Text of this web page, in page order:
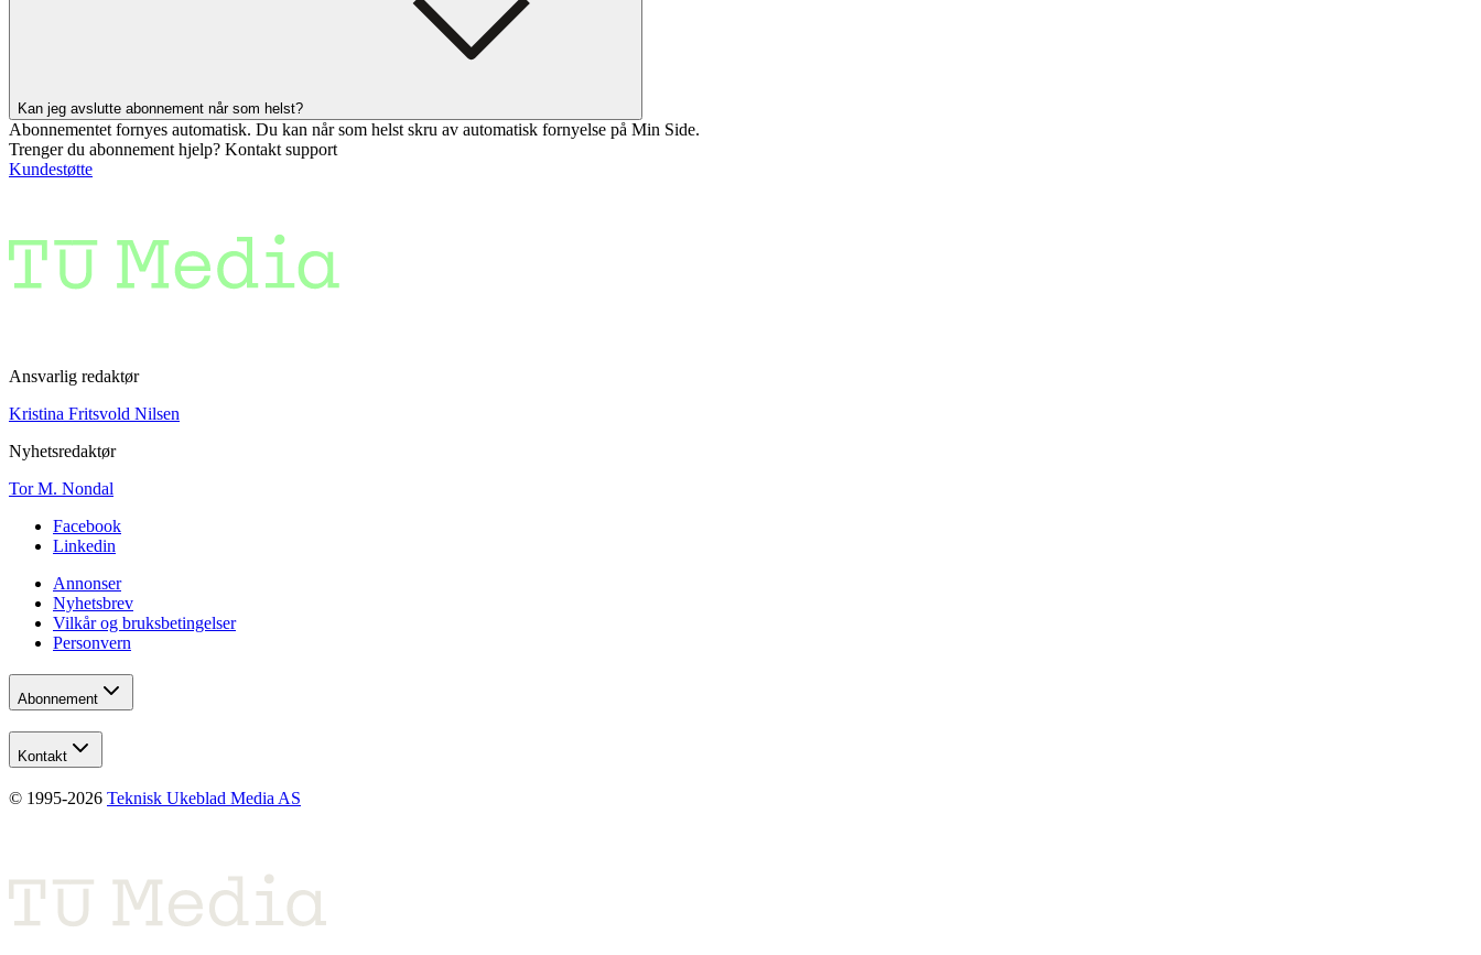
Kan jeg avslutte abonnement når som helst?
Abonnementet fornyes automatisk. Du kan når som helst skru av automatisk fornyelse på Min Side.
Trenger du abonnement hjelp? Kontakt support
Kundestøtte
Ansvarlig redaktør
Kristina Fritsvold Nilsen
Nyhetsredaktør
Tor M. Nondal
Facebook
Linkedin
Annonser
Nyhetsbrev
Vilkår og bruksbetingelser
Personvern
Abonnement
Kontakt
© 1995-2026 Teknisk Ukeblad Media AS